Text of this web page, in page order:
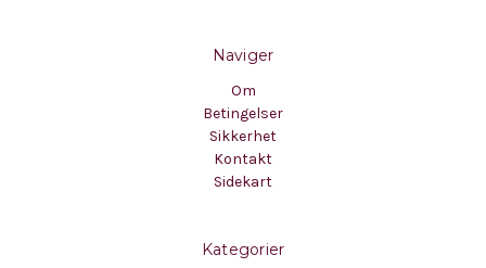
Naviger
Om
Betingelser
Sikkerhet
Kontakt
Sidekart
Kategorier